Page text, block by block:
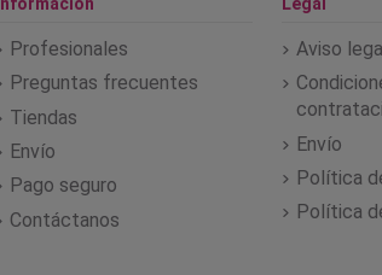
Profesionales
Preguntas frecuentes
Tiendas
Envío
Pago seguro
Contáctanos
Aviso
Envío
Política
Política